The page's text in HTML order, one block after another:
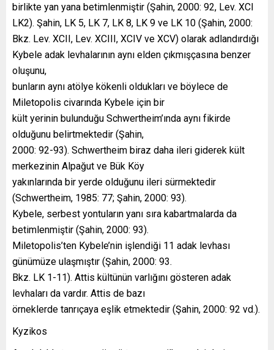
birlikte yan yana betimlenmiştir (Şahin, 2000: 92, Lev. XCI
LK2). Şahin, LK 5, LK 7, LK 8, LK 9 ve LK 10 (Şahin, 2000:
Bkz. Lev. XCII, Lev. XCIII, XCIV ve XCV) olarak adlandırdığı
Kybele adak levhalarının aynı elden çıkmışçasına benzer
oluşunu,
bunların aynı atölye kökenli oldukları ve böylece de
Miletopolis civarında Kybele için bir
kült yerinin bulunduğu Schwertheim’ında aynı fikirde
olduğunu belirtmektedir (Şahin,
2000: 92-93). Schwertheim biraz daha ileri giderek kült
merkezinin Alpağut ve Bük Köy
yakınlarında bir yerde olduğunu ileri sürmektedir
(Schwertheim, 1985: 77; Şahin, 2000: 93).
Kybele, serbest yontuların yanı sıra kabartmalarda da
betimlenmiştir (Şahin, 2000: 93).
Miletopolis’ten Kybele’nin işlendiği 11 adak levhası
günümüze ulaşmıştır (Şahin, 2000: 93.
Bkz. LK 1-11). Attis kültünün varlığını gösteren adak
levhaları da vardır. Attis de bazı
örneklerde tanrıçaya eşlik etmektedir (Şahin, 2000: 92 vd.).
Kyzikos